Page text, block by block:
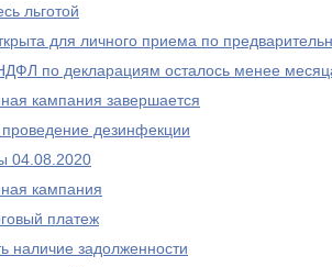
льготой
для личного приема по
по декларациям осталось менее
кампания завершается
дезинфекции
04.08.2020
кампания
платеж
наличие задолженности